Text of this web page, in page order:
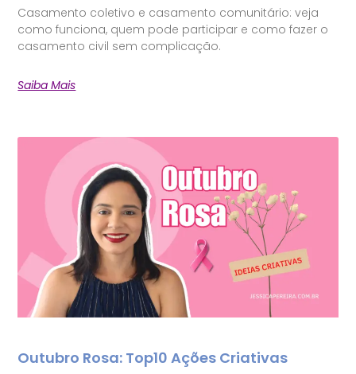
Casamento coletivo e casamento comunitário: veja
como funciona, quem pode participar e como fazer o
casamento civil sem complicação.
Saiba Mais
Outubro Rosa: Top10 Ações Criativas